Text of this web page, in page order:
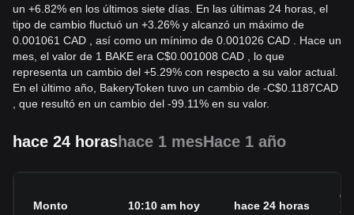
un +6.82% en los últimos siete días. En las últimas 24 horas, el
tipo de cambio fluctuó un +3.26% y alcanzó un máximo de
0.001061 CAD , así como un mínimo de 0.001026 CAD . Hace un
mes, el valor de 1 BAKE era C$0.001008 CAD , lo que
representa un cambio del +5.29% con respecto a su valor actual.
En el último año, BakeryToken tuvo un cambio de -C$0.1187CAD
, que resultó en un cambio del -99.11% en su valor.
hace 24 horashace 1 mesHace 1 año
Monto 10:10 am hoy hace 24 horas